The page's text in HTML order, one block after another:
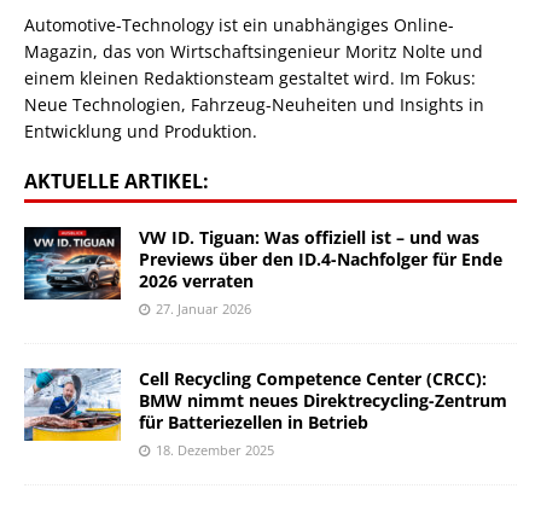
Automotive-Technology ist ein unabhängiges Online-
Magazin, das von Wirtschaftsingenieur Moritz Nolte und
einem kleinen Redaktionsteam gestaltet wird. Im Fokus:
Neue Technologien, Fahrzeug-Neuheiten und Insights in
Entwicklung und Produktion.
AKTUELLE ARTIKEL:
VW ID. Tiguan: Was offiziell ist – und was
Previews über den ID.4-Nachfolger für Ende
2026 verraten
27. Januar 2026
Cell Recycling Competence Center (CRCC):
BMW nimmt neues Direktrecycling-Zentrum
für Batteriezellen in Betrieb
18. Dezember 2025